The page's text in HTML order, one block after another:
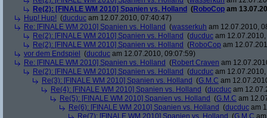
Re(2): [FINALE WM 2010] Spanien vs. Holland (RoboCop am
Hup! Hup! (ducduc am 12.07.2010, 07:40:47)
Re: [FINALE WM 2010] Spanien vs. Holland (wasserkuh am 12.07.2010,
Re(2): [FINALE WM 2010] Spanien vs. Holland (ducduc am
Re(2): [FINALE WM 2010] Spanien vs. Holland (RoboCop am
vor dem Endspiel
(ducduc am 12.07.2010, 09:07:59)
Re: [FINALE WM 2010] Spanien vs. Holland (Robert Craven am
Re(2): [FINALE WM 2010] Spanien vs. Holland (ducduc am
Re(3): [FINALE WM 2010] Spanien vs. Holland (G.M.C am
Re(4): [FINALE WM 2010] Spanien vs. Holland (ducduc am
Re(5): [FINALE WM 2010] Spanien vs. Holland (G.M.C am
Re(6): [FINALE WM 2010] Spanien vs. Holland (ducduc am
Re(7): [FINALE WM 2010] Spanien vs. Holland (G.M.C